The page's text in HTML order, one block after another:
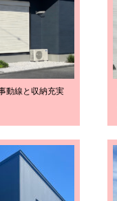
動線と収納充実